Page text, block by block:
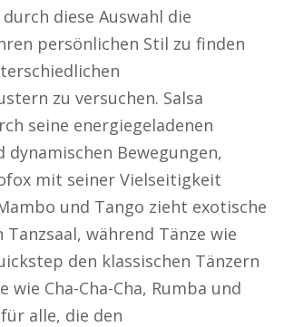
diese Auswahl die
persönlichen Stil zu finden
zu versuchen. Salsa
seine energiegeladenen
dynamischen Bewegungen,
mit seiner Vielseitigkeit
und Tango zieht exotische
Tanzsaal, während Tänze wie
den klassischen Tänzern
wie Cha-Cha-Cha, Rumba und
alle, die den